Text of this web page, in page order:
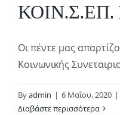
Οι πέντε μας
Κοινωνικής
Byadmin | 6 Μαΐου, 2020 |
Διαβάστε περισσότερα